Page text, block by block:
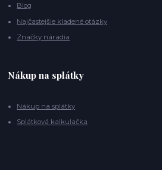
Blog
Najčastejšie kladené otázky
Značky náradia
Nákup na splátky
Nákup na splátky
Splátková kalkulačka